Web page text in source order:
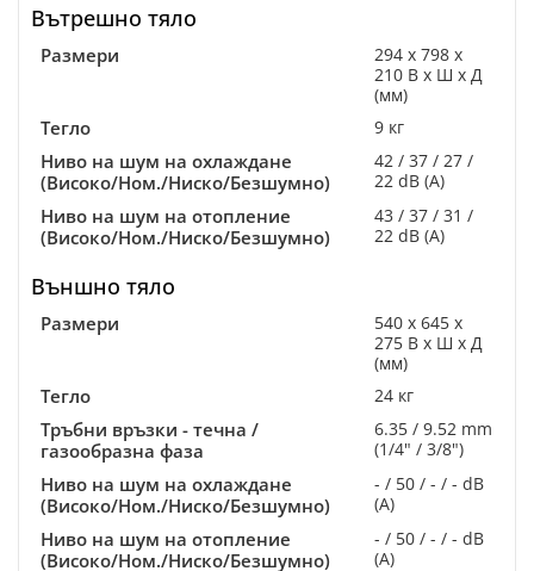
Вътрешно тяло
Размери
294 x 798 x
210 В x Ш x Д
(мм)
Тегло 9 кг
Ниво на шум на охлаждане
(Високо/Ном./Ниско/Безшумно)
42 / 37 / 27 /
22 dB (A)
Ниво на шум на отопление
(Високо/Ном./Ниско/Безшумно)
43 / 37 / 31 /
22 dB (A)
Външно тяло
Размери
540 x 645 x
275 В x Ш x Д
(мм)
Тегло 24 кг
Тръбни връзки - течна /
газообразна фаза
6.35 / 9.52 mm
(1/4" / 3/8")
Ниво на шум на охлаждане
(Високо/Ном./Ниско/Безшумно)
- / 50 / - / - dB
(A)
Ниво на шум на отопление
(Високо/Ном./Ниско/Безшумно)
- / 50 / - / - dB
(A)